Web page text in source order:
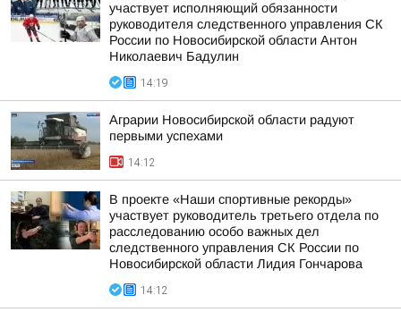
участвует исполняющий обязанности
руководителя следственного управления СК
России по Новосибирской области Антон
Николаевич Бадулин
14:19
Аграрии Новосибирской области радуют
первыми успехами
14:12
В проекте «Наши спортивные рекорды»
участвует руководитель третьего отдела по
расследованию особо важных дел
следственного управления СК России по
Новосибирской области Лидия Гончарова
14:12